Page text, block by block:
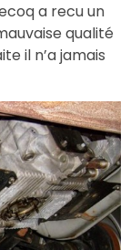
a recu un
qualité
il n’a jamais